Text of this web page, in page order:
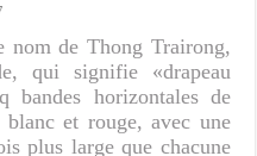
nom de Thong Trairong,
qui signifie «drapeau
bandes horizontales de
et rouge, avec une
plus large que chacune